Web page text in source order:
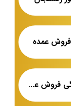
کابل ۵ رشته افشان نمایندگی فروش عمده